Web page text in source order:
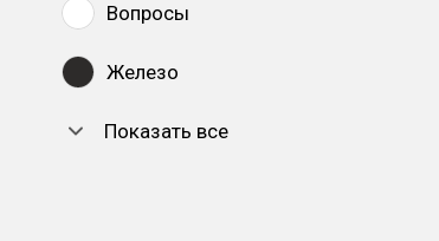
Вопросы
Железо
Показать все